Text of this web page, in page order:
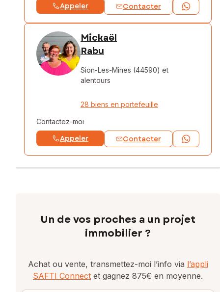
Appeler Contacter
Mickaël
Rabu
Sion-Les-Mines (44590) et
alentours
28 biens en portefeuille
Contactez-moi
Appeler Contacter
Un de vos proches a un projet
immobilier ?
Achat ou vente, transmettez-moi l’info via l’appli
SAFTI Connect et gagnez 875€ en moyenne.